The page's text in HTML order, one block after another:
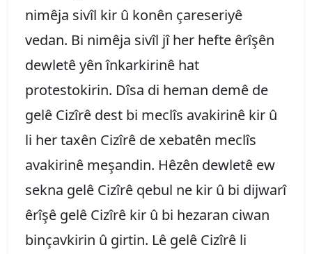
nimêja sivîl kir û konên çareseriyê
vedan. Bi nimêja sivîl jî her hefte êrîşên
dewletê yên înkarkirinê hat
protestokirin. Dîsa di heman demê de
gelê Cizîrê dest bi meclîs avakirinê kir û
li her taxên Cizîrê de xebatên meclîs
avakirinê meşandin. Hêzên dewletê ew
sekna gelê Cizîrê qebul ne kir û bi dijwarî
êrîşê gelê Cizîrê kir û bi hezaran ciwan
binçavkirin û girtin. Lê gelê Cizîrê li